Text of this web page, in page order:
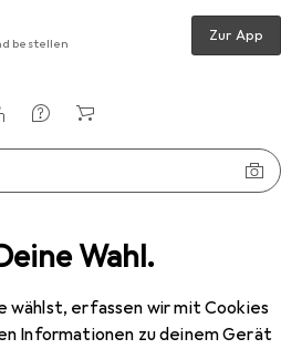
Wahl.
wählst, erfassen wir mit Cookies
Informationen zu deinem Gerät
bestellen Zur App
Red Pro Pudding
PHENIX Kabellose mechanische
Gateron Red Pro Pudding